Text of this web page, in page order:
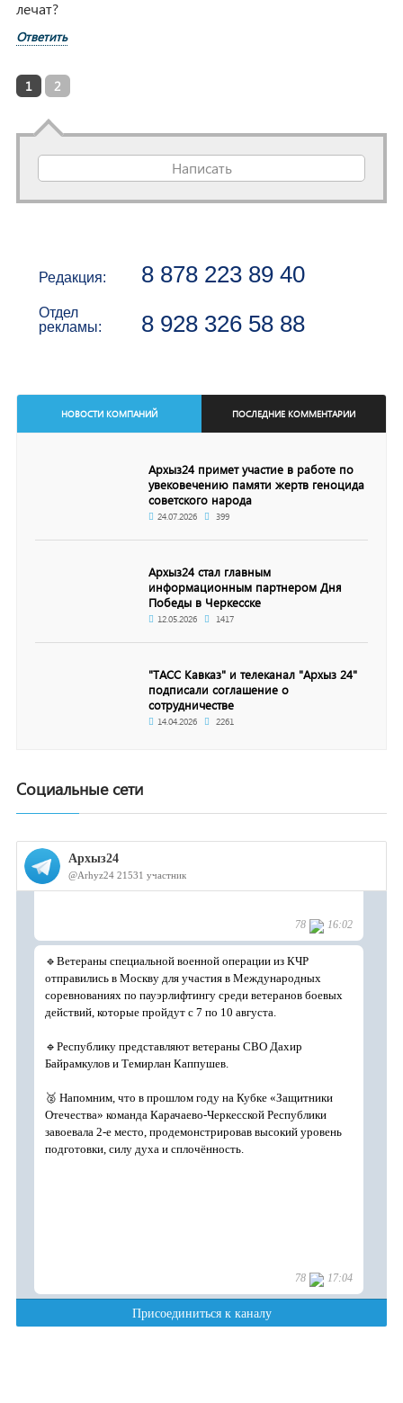
лечат?
Ответить
1 2
Написать
Редакция: 8 878 223 89 40
Отдел
рекламы:
8 928 326 58 88
НОВОСТИ КОМПАНИЙ ПОСЛЕДНИЕ КОММЕНТАРИИ
Архыз24 примет участие в работе по
увековечению памяти жертв геноцида
советского народа
24.07.2026 399
Архыз24 стал главным
информационным партнером Дня
Победы в Черкесске
12.05.2026 1417
"ТАСС Кавказ" и телеканал "Архыз 24"
подписали соглашение о
сотрудничестве
14.04.2026 2261
Социальные сети